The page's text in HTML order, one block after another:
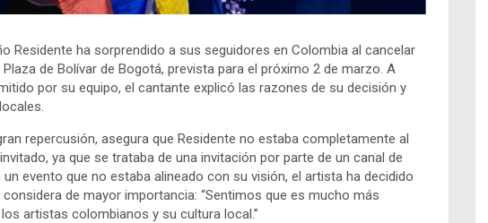
Residente ha sorprendido a sus seguidores en Colombia al cancelar
de Bolívar de Bogotá, prevista para el próximo 2 de marzo. A
por su equipo, el cantante explicó las razones de su decisión y
repercusión, asegura que Residente no estaba completamente al
ya que se trataba de una invitación por parte de un canal de
evento que no estaba alineado con su visión, el artista ha decidido
de mayor importancia: “Sentimos que es mucho más
artistas colombianos y su cultura local.”